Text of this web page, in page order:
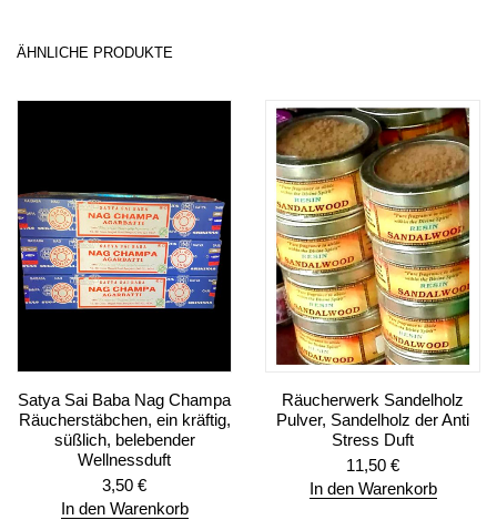
ÄHNLICHE PRODUKTE
Satya Sai Baba Nag Champa
Räucherstäbchen, ein kräftig,
süßlich, belebender
Wellnessduft
3,50 €
In den Warenkorb
Räucherwerk Sandelholz
Pulver, Sandelholz der Anti
Stress Duft
11,50 €
In den Warenkorb